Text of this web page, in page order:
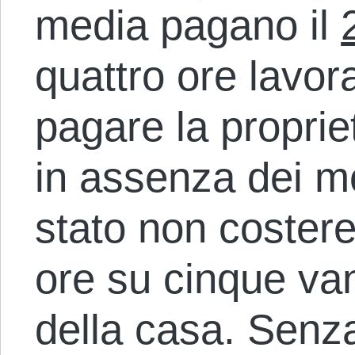
media pagano il
quattro ore
pagare la
in assenza dei
stato non
ore su cinque
della casa.